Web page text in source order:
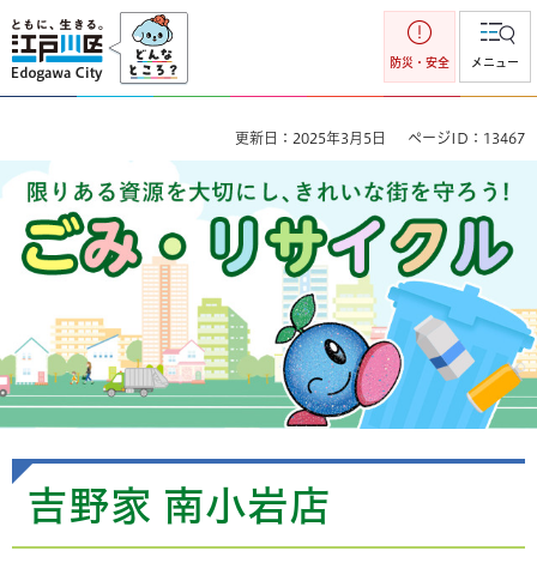
江戸川区
防災・安全 メニュー
更新日：2025年3月5日 ページID：13467
ごみ・リサイクル 限りのある資源を大切にし、きれいな街を
守ろう！
吉野家 南小岩店